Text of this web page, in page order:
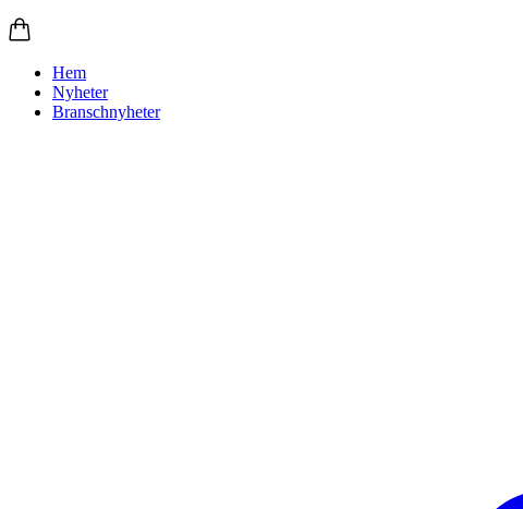
Hem
Nyheter
Branschnyheter